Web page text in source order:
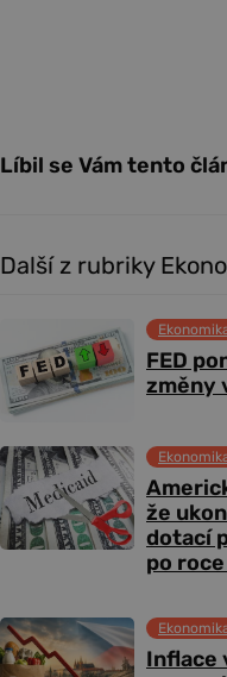
Líbil se Vám tento
Další z rubriky
FED
změny
že
dotací
po
Inflace